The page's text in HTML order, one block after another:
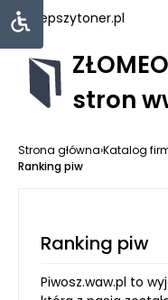
najlepszytoner.pl
stron
Strona główna›Katalog
Ranking piw
Ranking piw
Piwosz.waw.pl to